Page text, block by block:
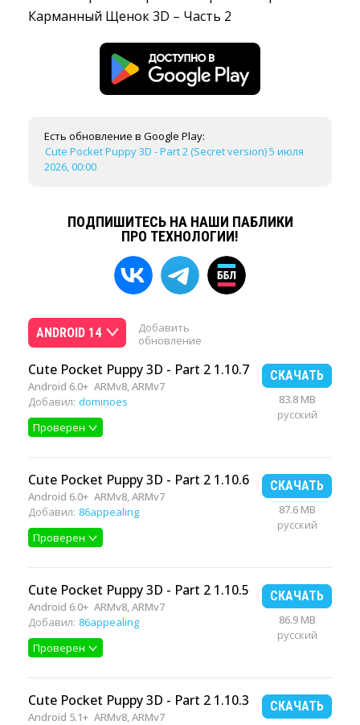
Карманный Щенок 3D – Часть 2
Есть обновление в Google Play:
Cute Pocket Puppy 3D - Part 2 (Secret version) 5 июля
2026, 00:00
ПОДПИШИТЕСЬ НА НАШИ ПАБЛИКИ
ПРО ТЕХНОЛОГИИ!
ANDROID 14
Добавить
обновление
Cute Pocket Puppy 3D - Part 2 1.10.7
Android 6.0+ ARMv8, ARMv7
Добавил: dominoes
Проверен
СКАЧАТЬ
83.8 MB
русский
Cute Pocket Puppy 3D - Part 2 1.10.6
Android 6.0+ ARMv8, ARMv7
Добавил: 86appealing
Проверен
СКАЧАТЬ
87.6 MB
русский
Cute Pocket Puppy 3D - Part 2 1.10.5
Android 6.0+ ARMv8, ARMv7
Добавил: 86appealing
Проверен
СКАЧАТЬ
86.9 MB
русский
Cute Pocket Puppy 3D - Part 2 1.10.3
Android 5.1+ ARMv8, ARMv7
СКАЧАТЬ